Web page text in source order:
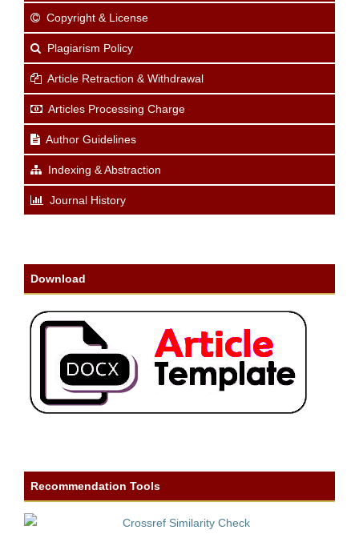
Copyright & License
Plagiarism Policy
Article Retraction & Withdrawal
Articles Processing Charge
Author Guidelines
Indexing & Abstraction
Journal History
Download
Recommendation Tools